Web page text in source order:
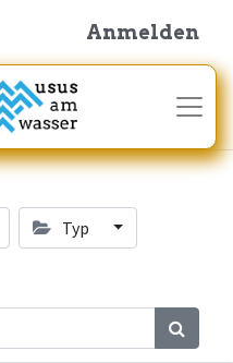
Anmelden
Typ